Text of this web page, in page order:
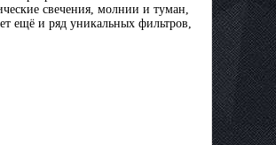
свечения, молнии и туман,
ещё и ряд уникальных фильтров,